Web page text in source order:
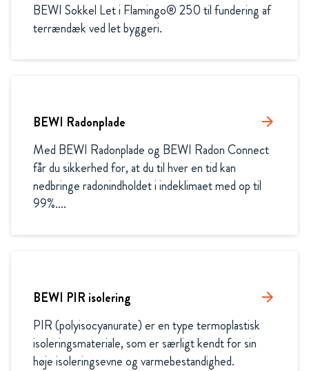
BEWI Sokkel Let i Flamingo® 250 til fundering af
terrændæk ved let byggeri.
BEWI Radonplade arrow_forward
Med BEWI Radonplade og BEWI Radon Connect
får du sikkerhed for, at du til hver en tid kan
nedbringe radonindholdet i indeklimaet med op til
99%....
BEWI PIR isolering arrow_forward
PIR (polyisocyanurate) er en type termoplastisk
isoleringsmateriale, som er særligt kendt for sin
høje isoleringsevne og varmebestandighed.